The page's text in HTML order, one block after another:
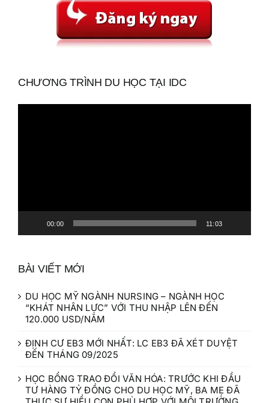
CHƯƠNG TRÌNH DU HỌC TẠI IDC
00:00 11:03
BÀI VIẾT MỚI
DU HỌC MỸ NGÀNH NURSING – NGÀNH HỌC
“KHÁT NHÂN LỰC” VỚI THU NHẬP LÊN ĐẾN
120.000 USD/NĂM
ĐỊNH CƯ EB3 MỚI NHẤT: LC EB3 ĐÃ XÉT DUYỆT
ĐẾN THÁNG 09/2025
HỌC BỔNG TRAO ĐỔI VĂN HÓA: TRƯỚC KHI ĐẦU
TƯ HÀNG TỶ ĐỒNG CHO DU HỌC MỸ, BA MẸ ĐÃ